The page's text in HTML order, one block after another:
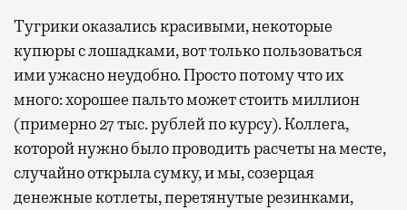
Тугрики оказались красивыми, некоторые
купюры с лошадками, вот только пользоваться
ими ужасно неудобно. Просто потому что их
много: хорошее пальто может стоить миллион
(примерно 27 тыс. рублей по курсу). Коллега,
которой нужно было проводить расчеты на месте,
случайно открыла сумку, и мы, созерцая
денежные котлеты, перетянутые резинками,